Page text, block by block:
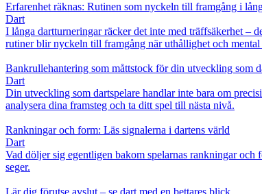
Erfarenhet räknas: Rutinen som nyckeln till framgång i
Dart
I långa dartturneringar räcker det inte med träffsäkerhet –
rutiner blir nyckeln till framgång när uthållighet och mental
Bankrullehantering som måttstock för din utveckling som
Dart
Din utveckling som dartspelare handlar inte bara om
analysera dina framsteg och ta ditt spel till nästa nivå.
Rankningar och form: Läs signalerna i dartens värld
Dart
Vad döljer sig egentligen bakom spelarnas rankningar
seger.